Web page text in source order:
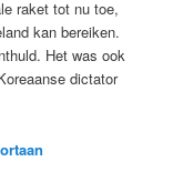
raket tot nu toe,
kan bereiken.
Het was ook
dictator